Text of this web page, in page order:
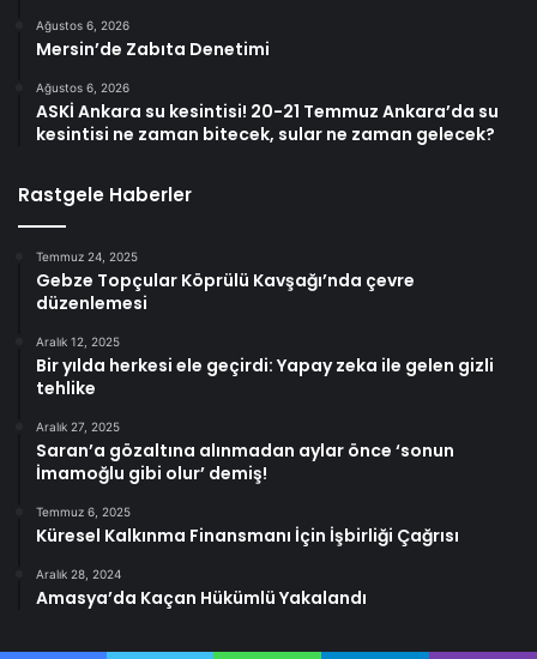
Ağustos 6, 2026
Mersin’de Zabıta Denetimi
Ağustos 6, 2026
ASKİ Ankara su kesintisi! 20-21 Temmuz Ankara’da su
kesintisi ne zaman bitecek, sular ne zaman gelecek?
Rastgele Haberler
Temmuz 24, 2025
Gebze Topçular Köprülü Kavşağı’nda çevre
düzenlemesi
Aralık 12, 2025
Bir yılda herkesi ele geçirdi: Yapay zeka ile gelen gizli
tehlike
Aralık 27, 2025
Saran’a gözaltına alınmadan aylar önce ‘sonun
İmamoğlu gibi olur’ demiş!
Temmuz 6, 2025
Küresel Kalkınma Finansmanı İçin İşbirliği Çağrısı
Aralık 28, 2024
Amasya’da Kaçan Hükümlü Yakalandı